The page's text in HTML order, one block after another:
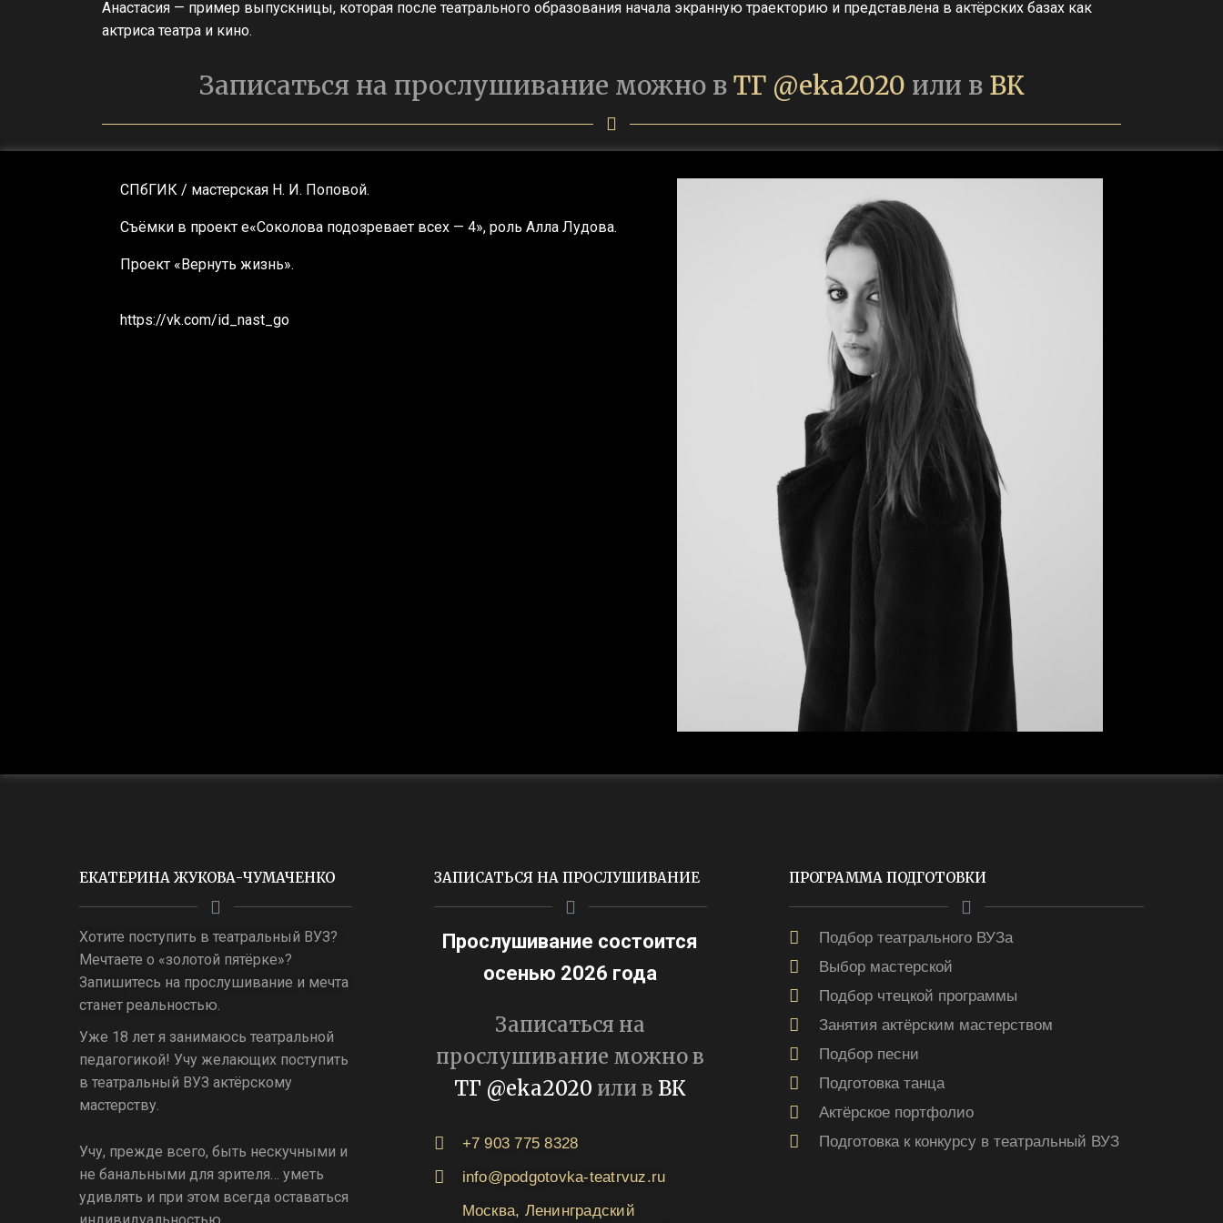
Анастасия — пример выпускницы, которая после театрального образования начала экранную траекторию и представлена в актёрских базах как
актриса театра и кино.
Записаться на прослушивание можно вТГ @eka2020 или в ВК
СПбГИК / мастерская Н. И. Поповой.
Съёмки в проект е«Соколова подозревает всех — 4», роль Алла Лудова.
Проект «Вернуть жизнь».
https://vk.com/id_nast_go
ЕКАТЕРИНА ЖУКОВА-ЧУМАЧЕНКО
Хотите поступить в театральный ВУЗ?
Мечтаете о «золотой пятёрке»?
Запишитесь на прослушивание и мечта
станет реальностью.
Уже 18 лет я занимаюсь театральной
педагогикой! Учу желающих поступить
в театральный ВУЗ актёрскому
мастерству.
Учу, прежде всего, быть нескучными и
не банальными для зрителя… уметь
удивлять и при этом всегда оставаться
ЗАПИСАТЬСЯ НА ПРОСЛУШИВАНИЕ
Прослушивание состоится
осенью 2026 года
Записаться на
прослушивание можно в
ТГ @eka2020 или в ВК
+7 903 775 8328
info@podgotovka-teatrvuz.ru
Москва, Ленинградский
ПРОГРАММА ПОДГОТОВКИ
Подбор театрального ВУЗа
Выбор мастерской
Подбор чтецкой программы
Занятия актёрским мастерством
Подбор песни
Подготовка танца
Актёрское портфолио
Подготовка к конкурсу в театральный ВУЗ